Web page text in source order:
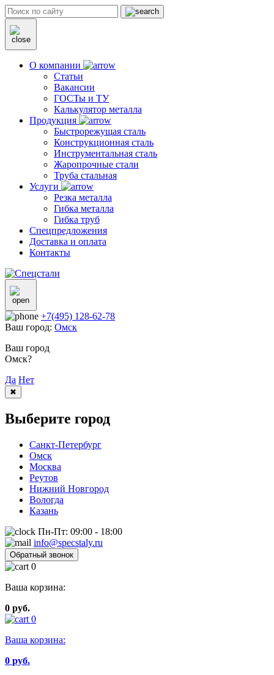
О компании
Статьи
Вакансии
ГОСТы и ТУ
Калькулятор металла
Продукция
Быстрорежущая сталь
Конструкционная сталь
Инструментальная сталь
Жаропрочные стали
Труба стальная
Услуги
Резка металла
Гибка металла
Гибка труб
Спецпредложения
Доставка и оплата
Контакты
+7(495) 128-62-78
Ваш город: Омск
Ваш город
Омск?
Да Нет
✖
Выберите город
Санкт-Петербург
Омск
Москва
Реутов
Нижний Новгород
Вологда
Казань
Пн-Пт: 09:00 - 18:00
info@specstaly.ru
Обратный звонок
0
Ваша корзина:
0 руб.
0
Ваша корзина:
0 руб.